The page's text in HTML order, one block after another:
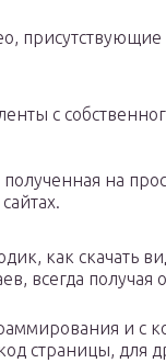
с
на
как скачать
всегда получая
и с
код страницы,